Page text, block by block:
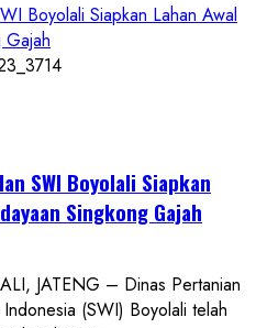
Boyolali Siapkan Lahan Awal
Gajah
SWI Boyolali Siapkan
Singkong Gajah
JATENG – Dinas Pertanian
(SWI) Boyolali telah